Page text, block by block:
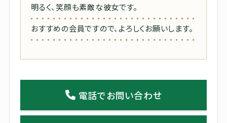
明るく、笑顔も素敵な彼女です。
おすすめの会員ですので、よろしくお願いします。
電話でお問い合わせ